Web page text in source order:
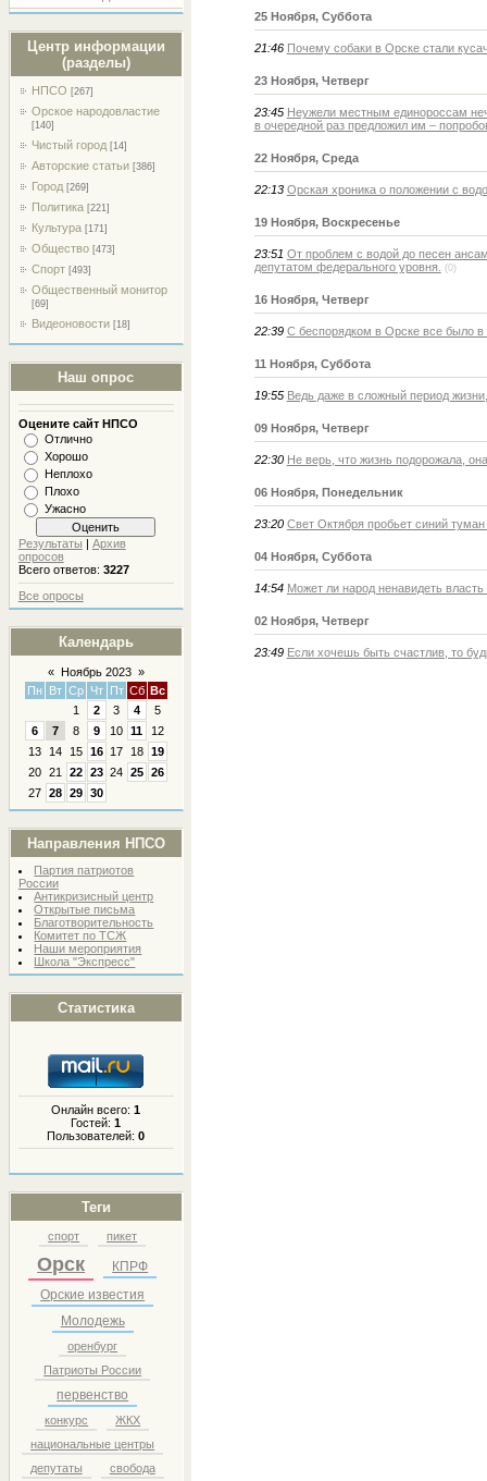
Центр информации
(разделы)
НПСО [267]
Орское народовластие
[140]
Чистый город [14]
Авторские статьи [386]
Город [269]
Политика [221]
Культура [171]
Общество [473]
Спорт [493]
Общественный монитор
[69]
Видеоновости [18]
Наш опрос
Оцените сайт НПСО
Отлично
Хорошо
Неплохо
Плохо
Ужасно
Результаты
Архив
опросов
Всего ответов: 3227
Все опросы
Календарь
« Ноябрь 2023 »
Пн
Вт Ср Чт Пт Сб Вс
1
2 3 4
5
6
7 8 9 10 11
12
13
14 15 16 17 18
19
20
21 22 23 24 25
26
27
28 29 30
Направления НПСО
Партия патриотов
России
Антикризисный центр
Открытые письма
Благотворительность
Комитет по ТСЖ
Наши мероприятия
Школа "Экспресс"
Статистика
Онлайн всего:1
Гостей:1
Пользователей:0
Теги
спорт пикет
Орск
КПРФ
Орские известия
Молодежь
оренбург
Патриоты России
первенство
конкурс
ЖКХ
национальные центры
депутаты
свобода
25 Ноября, Суббота
21:46 Почему собаки в Орске стали
23 Ноября, Четверг
23:45 Неужели местным единороссам
в очередной раз предложил им –
22 Ноября, Среда
22:13 Орская хроника о положении с
19 Ноября, Воскресенье
23:51 От проблем с водой до песен
депутатом федерального уровня.
(0)
16 Ноября, Четверг
22:39 С беспорядком в Орске все было в
11 Ноября, Суббота
19:55 Ведь даже в сложный период
09 Ноября, Четверг
22:30 Не верь, что жизнь подорожала,
06 Ноября, Понедельник
23:20 Свет Октября пробьет синий туман
04 Ноября, Суббота
14:54 Может ли народ ненавидеть
02 Ноября, Четверг
23:49 Если хочешь быть счастлив, то